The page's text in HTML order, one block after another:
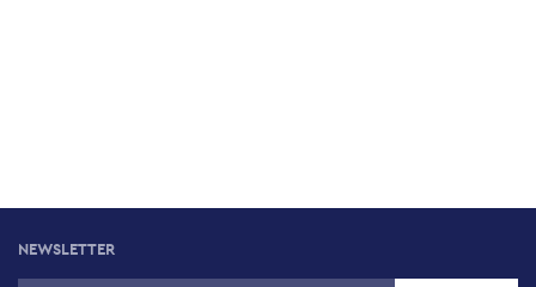
NEWSLETTER